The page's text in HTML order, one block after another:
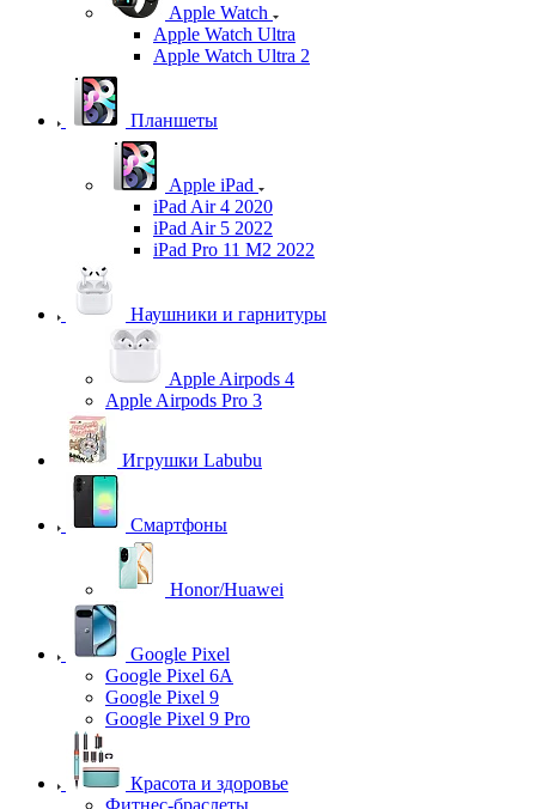
Apple Watch
Apple Watch Ultra
Apple Watch Ultra 2
Планшеты
Apple iPad
iPad Air 4 2020
iPad Air 5 2022
iPad Pro 11 M2 2022
Наушники и гарнитуры
Apple Airpods 4
Apple Airpods Pro 3
Игрушки Labubu
Смартфоны
Honor/Huawei
Google Pixel
Google Pixel 6A
Google Pixel 9
Google Pixel 9 Pro
Красота и здоровье
Фитнес-браслеты